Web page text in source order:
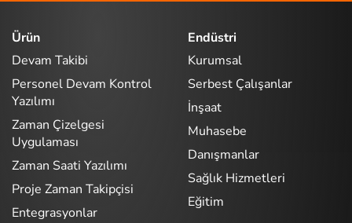
Ürün
Devam Takibi
Personel Devam Kontrol
Yazılımı
Zaman Çizelgesi
Uygulaması
Zaman Saati Yazılımı
Proje Zaman Takipçisi
Entegrasyonlar
Endüstri
Kurumsal
Serbest Çalışanlar
İnşaat
Muhasebe
Danışmanlar
Sağlık Hizmetleri
Eğitim